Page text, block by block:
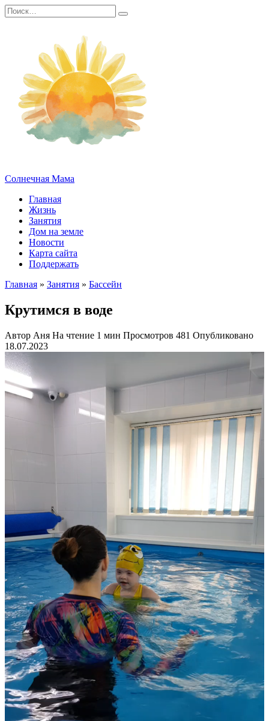
Перейти
к
Search
for:
Солнечная Мама
Главная
Жизнь
Занятия
Дом на земле
Новости
Карта сайта
Поддержать
Главная » Занятия » Бассейн
Крутимся в воде
Автор Аня На чтение 1 мин Просмотров 481 Опубликовано
18.07.2023